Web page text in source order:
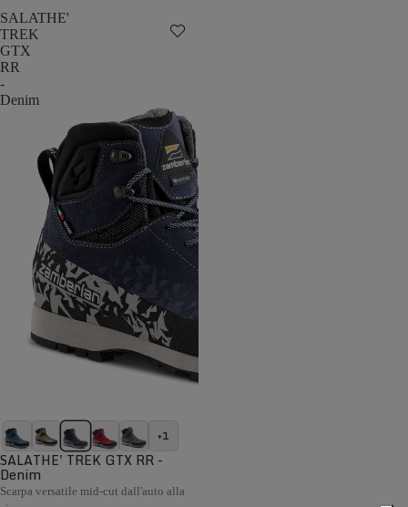
SALATHE'
TREK
GTX
RR
-
Denim
+1
SALATHE' TREK GTX RR -
Denim
Scarpa versatile mid-cut dall'auto alla